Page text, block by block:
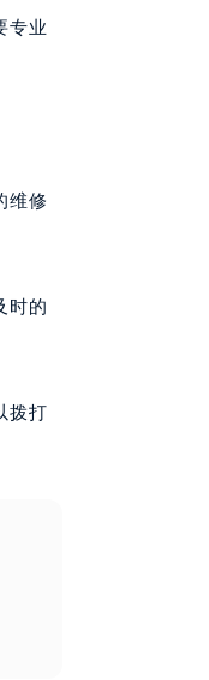
专业
维修
时的
拨打